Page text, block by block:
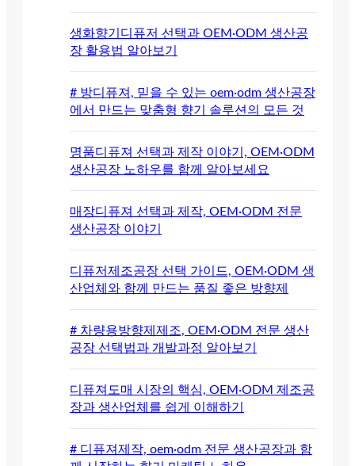
생화향기디퓨저 선택과 OEM·ODM 생산공
장 활용법 알아보기
# 방디퓨져, 믿을 수 있는 oem·odm 생산공장
에서 만드는 맞춤형 향기 솔루션의 모든 것
명품디퓨져 선택과 제작 이야기, OEM·ODM
생산공장 노하우를 함께 알아보세요
매장디퓨져 선택과 제작, OEM·ODM 전문
생산공장 이야기
디퓨저제조공장 선택 가이드, OEM·ODM 생
산업체와 함께 만드는 품질 좋은 방향제
# 차량용방향제제조, OEM·ODM 전문 생산
공장 선택법과 개발과정 알아보기
디퓨져도매 시장의 핵심, OEM·ODM 제조공
장과 생산업체를 쉽게 이해하기
# 디퓨져제작, oem·odm 전문 생산공장과 함